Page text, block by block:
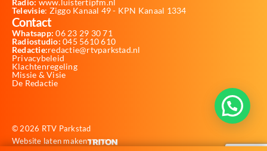
Radio: www.luistertipfm.nl
Televisie: Ziggo Kanaal 49 - KPN Kanaal 1334
Contact
Whatsapp: 06 23 29 30 71
Radiostudio: 045 5610 610
Redactie:redactie@rtvparkstad.nl
Privacybeleid
Klachtenregeling
Missie & Visie
De Redactie
© 2026 RTV Parkstad
Website laten maken